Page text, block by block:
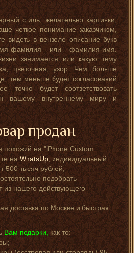
стиль, желательно картинки,
четкое понимание заказчиком,
видеть в вензеле описание букв
фамилия или фамилия-имя.
занимается или какую тему
цветочная, узор. Чем больше
тем меньше будет согласований
точно будет соответствовать
вашему внутреннему миру и
продан
похожий на "iPhone Custom
наWhatsUp, индивидуальный
500 тысяч рублей;
подобрать
из нашего действующего
доставка по Москве и быстрая
Вам подарки,как то: